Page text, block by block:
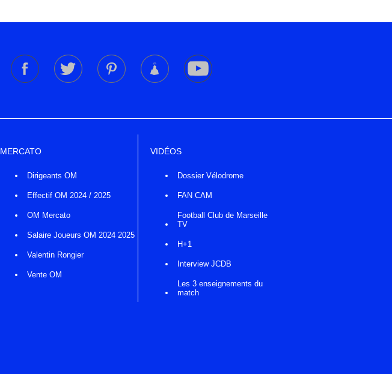
MERCATO
Dirigeants OM
Effectif OM 2024 / 2025
OM Mercato
Salaire Joueurs OM 2024 2025
Valentin Rongier
Vente OM
VIDÉOS
Dossier Vélodrome
FAN CAM
Football Club de Marseille
TV
H+1
Interview JCDB
Les 3 enseignements du
match